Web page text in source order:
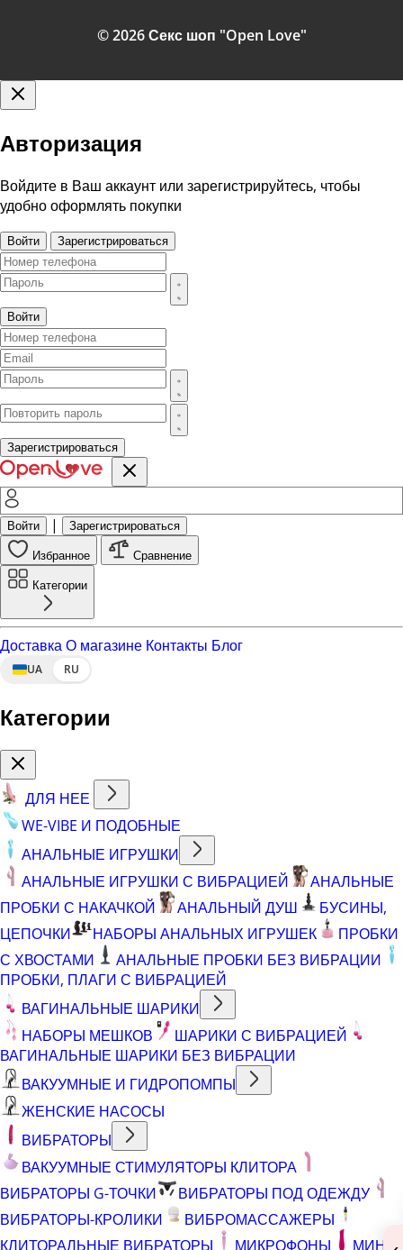
© 2026 Секс шоп "Open Love"
Авторизация
Войдите в Ваш аккаунт или зарегистрируйтесь, чтобы
удобно оформлять покупки
Войти Зарегистрироваться
Войти
Зарегистрироваться
Войти | Зарегистрироваться
Избранное Сравнение
Категории
ДоставкаО магазине Контакты Блог
UA RU
Категории
ДЛЯ НЕЕ
WE-VIBE И ПОДОБНЫЕ
АНАЛЬНЫЕ ИГРУШКИ
АНАЛЬНЫЕ ИГРУШКИ С ВИБРАЦИЕЙ
АНАЛЬНЫЕ
ПРОБКИ С НАКАЧКОЙ
АНАЛЬНЫЙ ДУШ
БУСИНЫ,
ЦЕПОЧКИ
НАБОРЫ АНАЛЬНЫХ ИГРУШЕК
ПРОБКИ
С ХВОСТАМИ
АНАЛЬНЫЕ ПРОБКИ БЕЗ ВИБРАЦИИ
ПРОБКИ, ПЛАГИ С ВИБРАЦИЕЙ
ВАГИНАЛЬНЫЕ ШАРИКИ
НАБОРЫ МЕШКОВ
ШАРИКИ С ВИБРАЦИЕЙ
ВАГИНАЛЬНЫЕ ШАРИКИ БЕЗ ВИБРАЦИИ
ВАКУУМНЫЕ И ГИДРОПОМПЫ
ЖЕНСКИЕ НАСОСЫ
ВИБРАТОРЫ
ВАКУУМНЫЕ СТИМУЛЯТОРЫ КЛИТОРА
ВИБРАТОРЫ G-ТОЧКИ
ВИБРАТОРЫ ПОД ОДЕЖДУ
ВИБРАТОРЫ-КРОЛИКИ
ВИБРОМАССАЖЕРЫ
КЛИТОРАЛЬНЫЕ ВИБРАТОРЫ
МИКРОФОНЫ МИНИ-